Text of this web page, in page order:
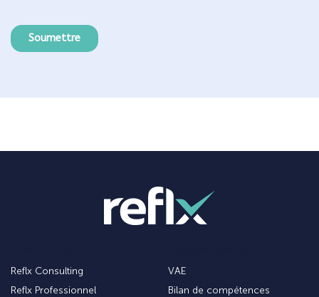
Reflx Consulting
Reflx Professionnel
VAE
Bilan de compétences